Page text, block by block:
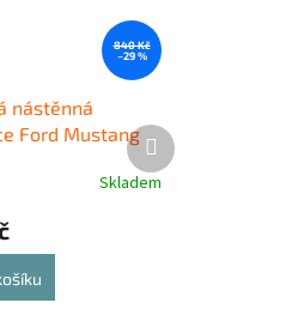
840 Kč
–29 %
nástěnná
Ford Mustang
Skladem
Další
produkt